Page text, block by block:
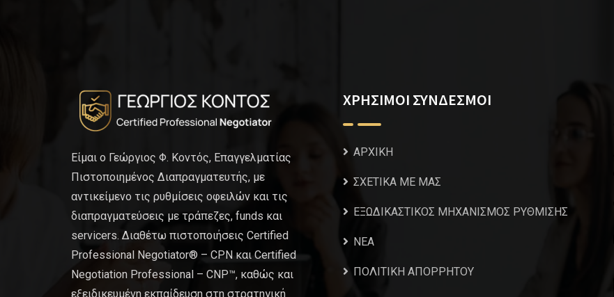
Είμαι ο Γεώργιος Φ. Κοντός, Επαγγελματίας
Πιστοποιημένος Διαπραγματευτής, με
αντικείμενο τις ρυθμίσεις οφειλών και τις
διαπραγματεύσεις με τράπεζες, funds και
servicers. Διαθέτω πιστοποιήσεις Certified
Professional Negotiator® – CPN και Certified
Negotiation Professional – CNP™, καθώς και
εξειδικευμένη εκπαίδευση στη στρατηγική
ΧΡΗΣΙΜΟΙ ΣΥΝΔΕΣΜΟΙ
ΑΡΧΙΚΗ
ΣΧΕΤΙΚΑ ΜΕ ΜΑΣ
ΕΞΩΔΙΚΑΣΤΙΚΟΣ ΜΗΧΑΝΙΣΜΟΣ ΡΥΘΜΙΣΗΣ
NEA
ΠΟΛΙΤΙΚΗ ΑΠΟΡΡΗΤΟΥ